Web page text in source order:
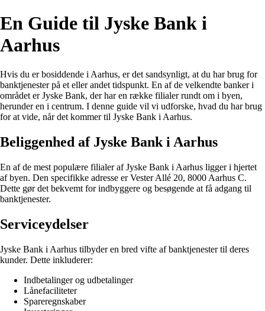
En Guide til Jyske Bank i
Aarhus
Hvis du er bosiddende i Aarhus, er det sandsynligt, at du har brug for
banktjenester på et eller andet tidspunkt. En af de velkendte banker i
området er Jyske Bank, der har en række filialer rundt om i byen,
herunder en i centrum. I denne guide vil vi udforske, hvad du har brug
for at vide, når det kommer til Jyske Bank i Aarhus.
Beliggenhed af Jyske Bank i Aarhus
En af de mest populære filialer af Jyske Bank i Aarhus ligger i hjertet
af byen. Den specifikke adresse er Vester Allé 20, 8000 Aarhus C.
Dette gør det bekvemt for indbyggere og besøgende at få adgang til
banktjenester.
Serviceydelser
Jyske Bank i Aarhus tilbyder en bred vifte af banktjenester til deres
kunder. Dette inkluderer:
Indbetalinger og udbetalinger
Lånefaciliteter
Spareregnskaber